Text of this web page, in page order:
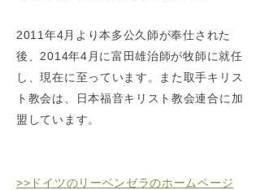
2011年4月より本多公久師が奉仕された
後、2014年4月に富田雄治師が牧師に就任
し、現在に至っています。また取手キリス
ト教会は、日本福音キリスト教会連合に加
盟しています。
>>ドイツのリーベンゼラのホームページ